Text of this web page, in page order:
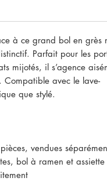
à ce grand bol en grès
Parfait pour les
mijotés, il s’agence
Compatible avec le lave-
que stylé.
vendues
bol à ramen et assiette